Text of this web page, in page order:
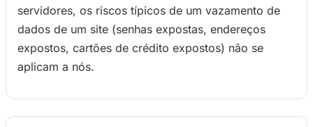
servidores, os riscos típicos de um vazamento de
dados de um site (senhas expostas, endereços
expostos, cartões de crédito expostos) não se
aplicam a nós.